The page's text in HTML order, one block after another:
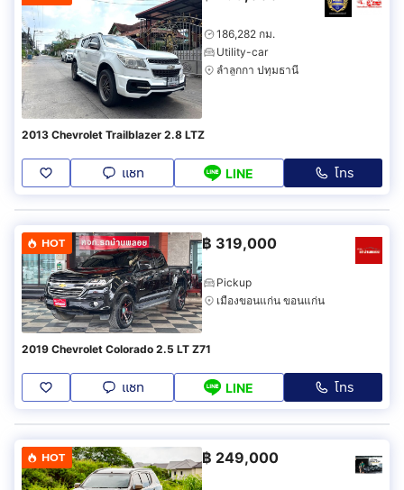
186,282 กม.
Utility-car
ลำลูกกา ปทุมธานี
2013 Chevrolet Trailblazer 2.8 LTZ
แชท LINE โทร
HOT ฿ 319,000
Pickup
เมืองขอนแก่น ขอนแก่น
2019 Chevrolet Colorado 2.5 LT Z71
แชท LINE โทร
HOT ฿ 249,000